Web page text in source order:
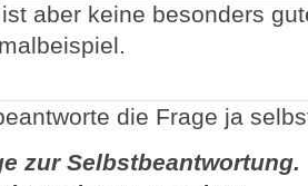
aber keine besonders
die Frage ja
zur